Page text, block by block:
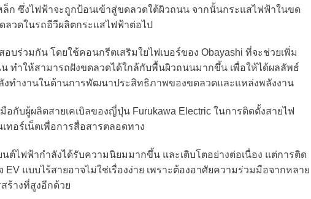
ก ซึ่งไฟฟ้าจะถูกป้อนเข้าสู่ขดลวดใต้ผิวถนน จากนั้นกระแสไฟฟ้าในขด
วดในรถอีวีผลิตกระแสไฟฟ้าต่อไป
บร่วมกัน โดยใช้คอนกรีตเสริมใยไฟเบอร์ของ Obayashi ที่จะช่วยเพิ่ม
ทำให้สามารถฝังขดลวดได้ใกล้กับพื้นผิวถนนมากขึ้น เพื่อให้ได้ผลลัพธ์
งทำงานในด้านการพัฒนาประสิทธิภาพของขดลวดและแหล่งพลังงาน
กับผู้ผลิตสายเคเบิลของญี่ปุ่น Furukawa Electric ในการติดตั้งสายไฟ
ทอร์เน็ตเพื่อการสื่อสารตลอดทาง
นต์ไฟฟ้ากำลังได้รับความนิยมมากขึ้น และเติบโตอย่างต่อเนื่อง แต่การติด
แบบไร้สายอาจไม่ใช่เรื่องง่าย เพราะต้องอาศัยความร่วมมือจากหลาย
ร้างที่สูงอีกด้วย